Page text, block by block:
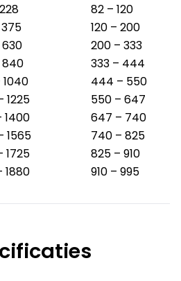
82 – 120
120 – 200
200 – 333
840
333 – 444
444 – 550
1225
550 – 647
1400
647 – 740
1565
740 – 825
1725
825 – 910
1880 910 – 995